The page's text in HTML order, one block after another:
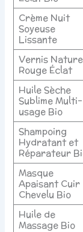
Crème Nuit
Soyeuse
Lissante
Vernis
Rouge Éclat
Huile Sèche
Sublime Multi-
usage Bio
Shampoing
Hydratant et
Réparateur
Masque
Apaisant Cuir
Chevelu Bio
Huile de
Massage Bio